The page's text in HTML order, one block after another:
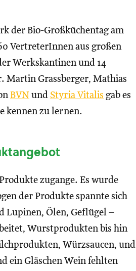
der Bio-Großküchentag am
VertreterInnen aus großen
Werkskantinen und 14
Martin Grassberger, Mathias
BVN und Styria Vitalis gab es
kennen zu lernen.
zugange. Es wurde
der Produkte spannte sich
Lupinen, Ölen, Geflügel –
Wurstprodukten bis hin
Würzsaucen, und
ein Gläschen Wein fehlten